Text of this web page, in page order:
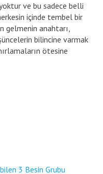
ve bu sadece belli
içinde tembel bir
gelmenin anahtarı,
bilincine varmak
ötesine
3 Besin Grubu